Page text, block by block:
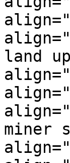
land
miner